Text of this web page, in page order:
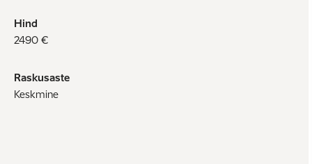
Hind
2490 €
Raskusaste
Keskmine